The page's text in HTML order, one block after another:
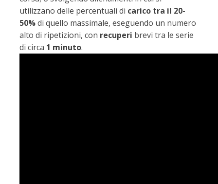
utilizzano delle percentuali di carico tra il 20-
50%di quello massimale, eseguendo un numero
alto di ripetizioni, con recuperi brevi tra le serie
di circa 1 minuto.